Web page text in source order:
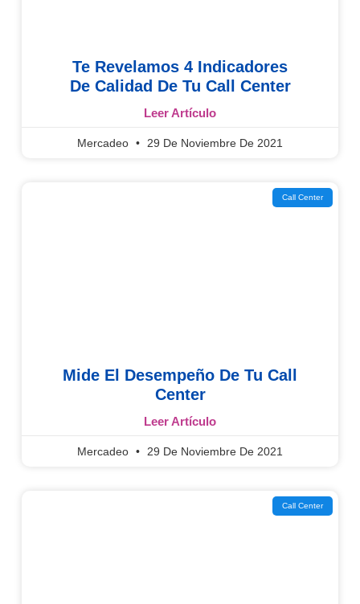
Te Revelamos 4 Indicadores
De Calidad De Tu Call Center
Leer Artículo
Mercadeo 29 De Noviembre De 2021
Call Center
Mide El Desempeño De Tu Call
Center
Leer Artículo
Mercadeo 29 De Noviembre De 2021
Call Center